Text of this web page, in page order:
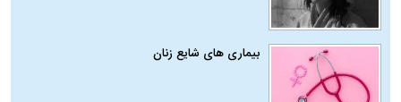
بیماری‌ های شایع زنان